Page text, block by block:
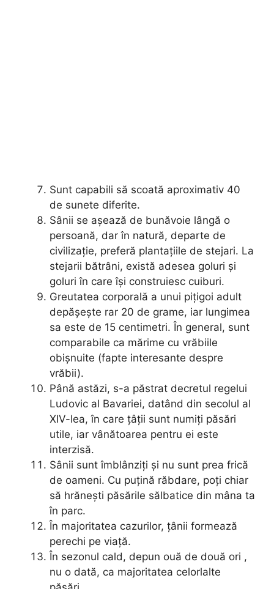
Sunt capabili să scoată aproximativ 40
de sunete diferite.
Sânii se așează de bunăvoie lângă o
persoană, dar în natură, departe de
civilizație, preferă plantațiile de stejari. La
stejarii bătrâni, există adesea goluri și
goluri în care își construiesc cuiburi.
Greutatea corporală a unui pițigoi adult
depășește rar 20 de grame, iar lungimea
sa este de 15 centimetri. În general, sunt
comparabile ca mărime cu vrăbiile
obișnuite (fapte interesante despre
vrăbii).
Până astăzi, s-a păstrat decretul regelui
Ludovic al Bavariei, datând din secolul al
XIV-lea, în care țâții sunt numiți păsări
utile, iar vânătoarea pentru ei este
interzisă.
Sânii sunt îmblânziți și nu sunt prea frică
de oameni. Cu puțină răbdare, poți chiar
să hrănești păsările sălbatice din mâna ta
în parc.
În majoritatea cazurilor, țânii formează
perechi pe viață.
În sezonul cald, depun ouă de două ori ,
nu o dată, ca majoritatea celorlalte